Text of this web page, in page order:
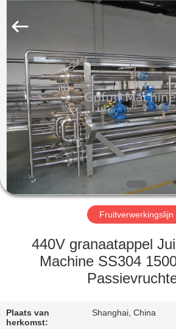
HUIS
PRODUCTEN
VIDEOS
VR-
SHOW
ONGEVEER
Ltd..
Reserved.
Fruitverwerkingslijn
440V granaatappel
Machine SS304
Plaats van
herkomst:
Shanghai, China